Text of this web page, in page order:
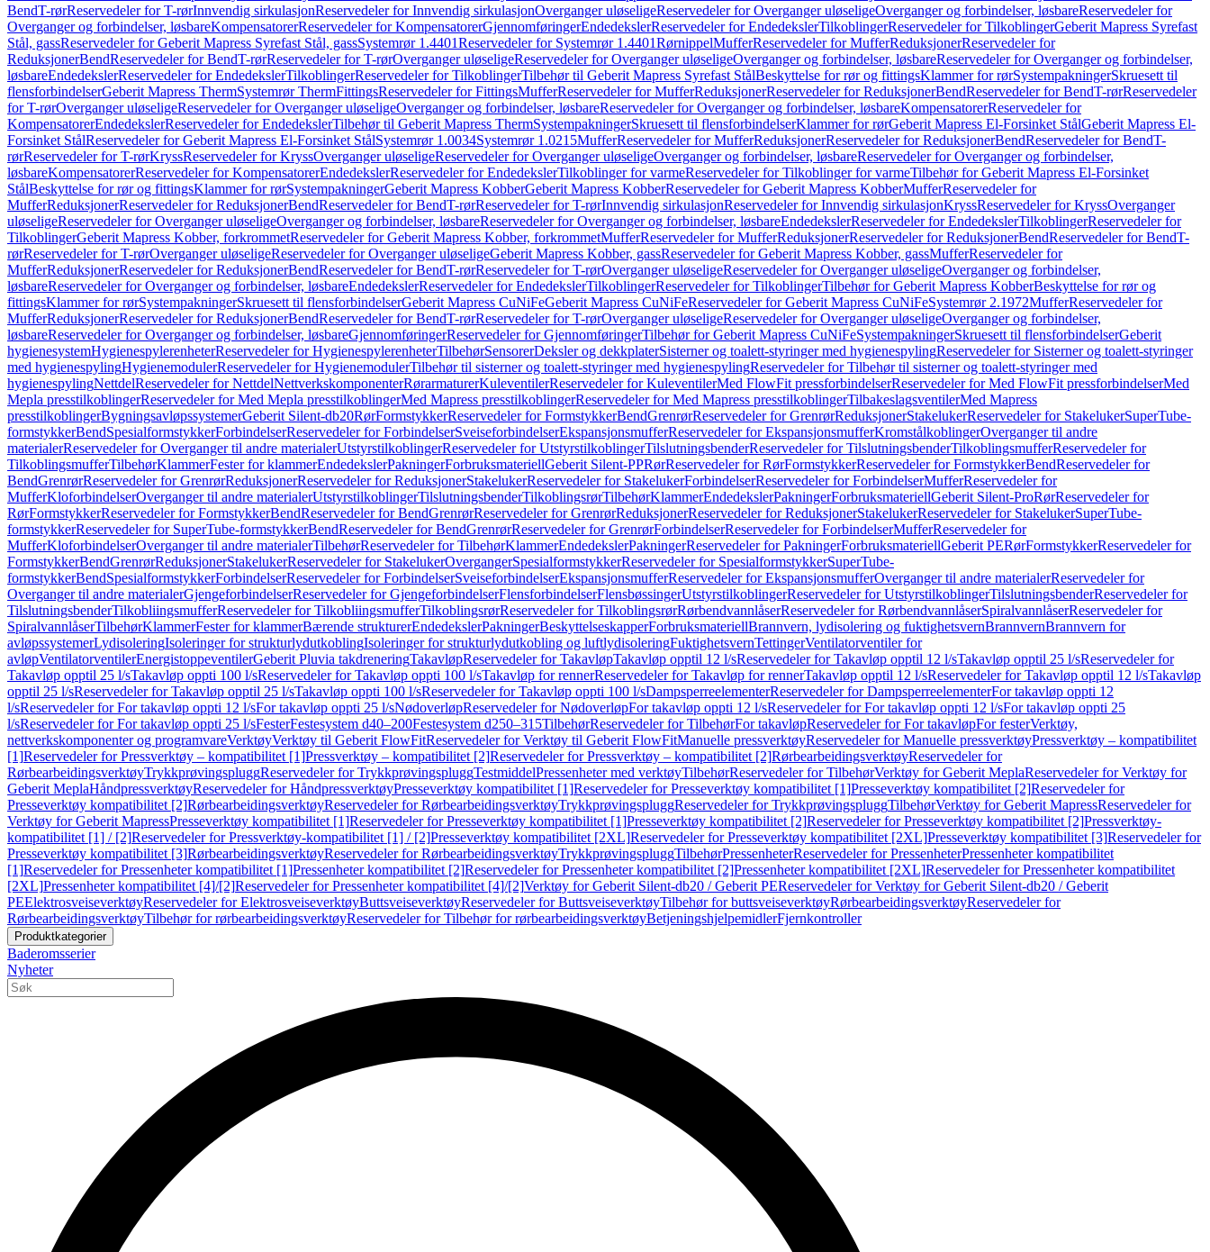
BendT-rørReservedeler for T-rørInnvendig sirkulasjonReservedeler for Innvendig sirkulasjonOverganger uløseligeReservedeler for Overganger uløseligeOverganger og forbindelser, løsbareReservedeler for
Overganger og forbindelser, løsbareKompensatorerReservedeler for KompensatorerGjennomføringerEndedekslerReservedeler for EndedekslerTilkoblingerReservedeler for TilkoblingerGeberit Mapress Syrefast
Stål, gassReservedeler for Geberit Mapress Syrefast Stål, gassSystemrør 1.4401Reservedeler for Systemrør 1.4401RørnippelMufferReservedeler for MufferReduksjonerReservedeler for
ReduksjonerBendReservedeler for BendT-rørReservedeler for T-rørOverganger uløseligeReservedeler for Overganger uløseligeOverganger og forbindelser, løsbareReservedeler for Overganger og forbindelser,
løsbareEndedekslerReservedeler for EndedekslerTilkoblingerReservedeler for TilkoblingerTilbehør til Geberit Mapress Syrefast StålBeskyttelse for rør og fittingsKlammer for rørSystempakningerSkruesett til
flensforbindelserGeberit Mapress ThermSystemrør ThermFittingsReservedeler for FittingsMufferReservedeler for MufferReduksjonerReservedeler for ReduksjonerBendReservedeler for BendT-rørReservedeler
for T-rørOverganger uløseligeReservedeler for Overganger uløseligeOverganger og forbindelser, løsbareReservedeler for Overganger og forbindelser, løsbareKompensatorerReservedeler for
KompensatorerEndedekslerReservedeler for EndedekslerTilbehør til Geberit Mapress ThermSystempakningerSkruesett til flensforbindelserKlammer for rørGeberit Mapress El-Forsinket StålGeberit Mapress El-
Forsinket StålReservedeler for Geberit Mapress El-Forsinket StålSystemrør 1.0034Systemrør 1.0215MufferReservedeler for MufferReduksjonerReservedeler for ReduksjonerBendReservedeler for BendT-
rørReservedeler for T-rørKryssReservedeler for KryssOverganger uløseligeReservedeler for Overganger uløseligeOverganger og forbindelser, løsbareReservedeler for Overganger og forbindelser,
løsbareKompensatorerReservedeler for KompensatorerEndedekslerReservedeler for EndedekslerTilkoblinger for varmeReservedeler for Tilkoblinger for varmeTilbehør for Geberit Mapress El-Forsinket
StålBeskyttelse for rør og fittingsKlammer for rørSystempakningerGeberit Mapress KobberGeberit Mapress KobberReservedeler for Geberit Mapress KobberMufferReservedeler for
MufferReduksjonerReservedeler for ReduksjonerBendReservedeler for BendT-rørReservedeler for T-rørInnvendig sirkulasjonReservedeler for Innvendig sirkulasjonKryssReservedeler for KryssOverganger
uløseligeReservedeler for Overganger uløseligeOverganger og forbindelser, løsbareReservedeler for Overganger og forbindelser, løsbareEndedekslerReservedeler for EndedekslerTilkoblingerReservedeler for
TilkoblingerGeberit Mapress Kobber, forkrommetReservedeler for Geberit Mapress Kobber, forkrommetMufferReservedeler for MufferReduksjonerReservedeler for ReduksjonerBendReservedeler for BendT-
rørReservedeler for T-rørOverganger uløseligeReservedeler for Overganger uløseligeGeberit Mapress Kobber, gassReservedeler for Geberit Mapress Kobber, gassMufferReservedeler for
MufferReduksjonerReservedeler for ReduksjonerBendReservedeler for BendT-rørReservedeler for T-rørOverganger uløseligeReservedeler for Overganger uløseligeOverganger og forbindelser,
løsbareReservedeler for Overganger og forbindelser, løsbareEndedekslerReservedeler for EndedekslerTilkoblingerReservedeler for TilkoblingerTilbehør for Geberit Mapress KobberBeskyttelse for rør og
fittingsKlammer for rørSystempakningerSkruesett til flensforbindelserGeberit Mapress CuNiFeGeberit Mapress CuNiFeReservedeler for Geberit Mapress CuNiFeSystemrør 2.1972MufferReservedeler for
MufferReduksjonerReservedeler for ReduksjonerBendReservedeler for BendT-rørReservedeler for T-rørOverganger uløseligeReservedeler for Overganger uløseligeOverganger og forbindelser,
løsbareReservedeler for Overganger og forbindelser, løsbareGjennomføringerReservedeler for GjennomføringerTilbehør for Geberit Mapress CuNiFeSystempakningerSkruesett til flensforbindelserGeberit
hygienesystemHygienespylerenheterReservedeler for HygienespylerenheterTilbehørSensorerDeksler og dekkplaterSisterner og toalett-styringer med hygienespylingReservedeler for Sisterner og toalett-styringer
med hygienespylingHygienemodulerReservedeler for HygienemodulerTilbehør til sisterner og toalett-styringer med hygienespylingReservedeler for Tilbehør til sisterner og toalett-styringer med
hygienespylingNettdelReservedeler for NettdelNettverkskomponenterRørarmaturerKuleventilerReservedeler for KuleventilerMed FlowFit pressforbindelserReservedeler for Med FlowFit pressforbindelserMed
Mepla presstilkoblingerReservedeler for Med Mepla presstilkoblingerMed Mapress presstilkoblingerReservedeler for Med Mapress presstilkoblingerTilbakeslagsventilerMed Mapress
presstilkoblingerBygningsavløpssystemerGeberit Silent-db20RørFormstykkerReservedeler for FormstykkerBendGrenrørReservedeler for GrenrørReduksjonerStakelukerReservedeler for StakelukerSuperTube-
formstykkerBendSpesialformstykkerForbindelserReservedeler for ForbindelserSveiseforbindelserEkspansjonsmufferReservedeler for EkspansjonsmufferKromstålkoblingerOverganger til andre
materialerReservedeler for Overganger til andre materialerUtstyrstilkoblingerReservedeler for UtstyrstilkoblingerTilslutningsbenderReservedeler for TilslutningsbenderTilkoblingsmufferReservedeler for
TilkoblingsmufferTilbehørKlammerFester for klammerEndedekslerPakningerForbruksmateriellGeberit Silent-PPRørReservedeler for RørFormstykkerReservedeler for FormstykkerBendReservedeler for
BendGrenrørReservedeler for GrenrørReduksjonerReservedeler for ReduksjonerStakelukerReservedeler for StakelukerForbindelserReservedeler for ForbindelserMufferReservedeler for
MufferKloforbindelserOverganger til andre materialerUtstyrstilkoblingerTilslutningsbenderTilkoblingsrørTilbehørKlammerEndedekslerPakningerForbruksmateriellGeberit Silent-ProRørReservedeler for
RørFormstykkerReservedeler for FormstykkerBendReservedeler for BendGrenrørReservedeler for GrenrørReduksjonerReservedeler for ReduksjonerStakelukerReservedeler for StakelukerSuperTube-
formstykkerReservedeler for SuperTube-formstykkerBendReservedeler for BendGrenrørReservedeler for GrenrørForbindelserReservedeler for ForbindelserMufferReservedeler for
MufferKloforbindelserOverganger til andre materialerTilbehørReservedeler for TilbehørKlammerEndedekslerPakningerReservedeler for PakningerForbruksmateriellGeberit PERørFormstykkerReservedeler for
FormstykkerBendGrenrørReduksjonerStakelukerReservedeler for StakelukerOvergangerSpesialformstykkerReservedeler for SpesialformstykkerSuperTube-
formstykkerBendSpesialformstykkerForbindelserReservedeler for ForbindelserSveiseforbindelserEkspansjonsmufferReservedeler for EkspansjonsmufferOverganger til andre materialerReservedeler for
Overganger til andre materialerGjengeforbindelserReservedeler for GjengeforbindelserFlensforbindelserFlensbøssingerUtstyrstilkoblingerReservedeler for UtstyrstilkoblingerTilslutningsbenderReservedeler for
TilslutningsbenderTilkobliingsmufferReservedeler for TilkobliingsmufferTilkoblingsrørReservedeler for TilkoblingsrørRørbendvannlåserReservedeler for RørbendvannlåserSpiralvannlåserReservedeler for
SpiralvannlåserTilbehørKlammerFester for klammerBærende strukturerEndedekslerPakningerBeskyttelseskapperForbruksmateriellBrannvern, lydisolering og fuktighetsvernBrannvernBrannvern for
avløpssystemerLydisoleringIsoleringer for strukturlydutkoblingIsoleringer for strukturlydutkobling og luftlydisoleringFuktighetsvernTettingerVentilatorventiler for
avløpVentilatorventilerEnergistoppeventilerGeberit Pluvia takdreneringTakavløpReservedeler for TakavløpTakavløp opptil 12 l/sReservedeler for Takavløp opptil 12 l/sTakavløp opptil 25 l/sReservedeler for
Takavløp opptil 25 l/sTakavløp oppti 100 l/sReservedeler for Takavløp oppti 100 l/sTakavløp for rennerReservedeler for Takavløp for rennerTakavløp opptil 12 l/sReservedeler for Takavløp opptil 12 l/sTakavløp
opptil 25 l/sReservedeler for Takavløp opptil 25 l/sTakavløp oppti 100 l/sReservedeler for Takavløp oppti 100 l/sDampsperreelementerReservedeler for DampsperreelementerFor takavløp oppti 12
l/sReservedeler for For takavløp oppti 12 l/sFor takavløp oppti 25 l/sNødoverløpReservedeler for NødoverløpFor takavløp oppti 12 l/sReservedeler for For takavløp oppti 12 l/sFor takavløp oppti 25
l/sReservedeler for For takavløp oppti 25 l/sFesterFestesystem d40–200Festesystem d250–315TilbehørReservedeler for TilbehørFor takavløpReservedeler for For takavløpFor festerVerktøy,
nettverkskomponenter og programvareVerktøyVerktøy til Geberit FlowFitReservedeler for Verktøy til Geberit FlowFitManuelle pressverktøyReservedeler for Manuelle pressverktøyPressverktøy – kompatibilitet
[1]Reservedeler for Pressverktøy – kompatibilitet [1]Pressverktøy – kompatibilitet [2]Reservedeler for Pressverktøy – kompatibilitet [2]RørbearbeidingsverktøyReservedeler for
RørbearbeidingsverktøyTrykkprøvingspluggReservedeler for TrykkprøvingspluggTestmiddelPressenheter med verktøyTilbehørReservedeler for TilbehørVerktøy for Geberit MeplaReservedeler for Verktøy for
Geberit MeplaHåndpressverktøyReservedeler for HåndpressverktøyPresseverktøy kompatibilitet [1]Reservedeler for Presseverktøy kompatibilitet [1]Presseverktøy kompatibilitet [2]Reservedeler for
Presseverktøy kompatibilitet [2]RørbearbeidingsverktøyReservedeler for RørbearbeidingsverktøyTrykkprøvingspluggReservedeler for TrykkprøvingspluggTilbehørVerktøy for Geberit MapressReservedeler for
Verktøy for Geberit MapressPresseverktøy kompatibilitet [1]Reservedeler for Presseverktøy kompatibilitet [1]Presseverktøy kompatibilitet [2]Reservedeler for Presseverktøy kompatibilitet [2]Pressverktøy-
kompatibilitet [1] / [2]Reservedeler for Pressverktøy-kompatibilitet [1] / [2]Presseverktøy kompatibilitet [2XL]Reservedeler for Presseverktøy kompatibilitet [2XL]Presseverktøy kompatibilitet [3]Reservedeler for
Presseverktøy kompatibilitet [3]RørbearbeidingsverktøyReservedeler for RørbearbeidingsverktøyTrykkprøvingspluggTilbehørPressenheterReservedeler for PressenheterPressenheter kompatibilitet
[1]Reservedeler for Pressenheter kompatibilitet [1]Pressenheter kompatibilitet [2]Reservedeler for Pressenheter kompatibilitet [2]Pressenheter kompatibilitet [2XL]Reservedeler for Pressenheter kompatibilitet
[2XL]Pressenheter kompatibilitet [4]/[2]Reservedeler for Pressenheter kompatibilitet [4]/[2]Verktøy for Geberit Silent-db20 / Geberit PEReservedeler for Verktøy for Geberit Silent-db20 / Geberit
PEElektrosveiseverktøyReservedeler for ElektrosveiseverktøyButtsveiseverktøyReservedeler for ButtsveiseverktøyTilbehør for buttsveiseverktøyRørbearbeidingsverktøyReservedeler for
RørbearbeidingsverktøyTilbehør for rørbearbeidingsverktøyReservedeler for Tilbehør for rørbearbeidingsverktøyBetjeningshjelpemidlerFjernkontroller
Produktkategorier
Baderomsserier
Nyheter